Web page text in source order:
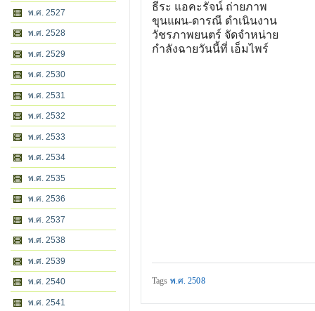
พ.ศ. 2527
พ.ศ. 2528
พ.ศ. 2529
พ.ศ. 2530
พ.ศ. 2531
พ.ศ. 2532
พ.ศ. 2533
พ.ศ. 2534
พ.ศ. 2535
พ.ศ. 2536
พ.ศ. 2537
พ.ศ. 2538
พ.ศ. 2539
พ.ศ. 2540
พ.ศ. 2541
ธีระ แอคะรัจน์ ถ่ายภาพ
ขุนแผน-ดารณี ดำเนินงาน
วัชรภาพยนตร์ จัดจำหน่าย
กำลังฉายวันนี้ที่ เอ็มไพร์
Tags พ.ศ. 2508